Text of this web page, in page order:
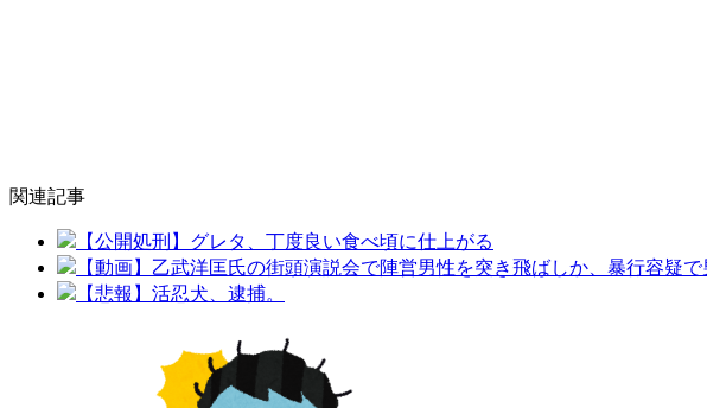
関連記事
【公開処刑】グレタ、丁度良い食べ頃に仕上がる
【動画】乙武洋匡氏の街頭演説会で陣営男性を突き飛ばしか、暴行容疑
【悲報】活忍犬、逮捕。